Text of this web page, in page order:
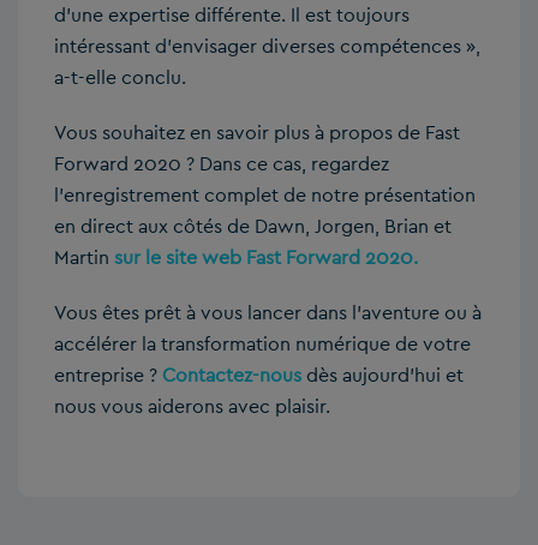
d’une expertise différente. Il est toujours
intéressant d’envisager diverses compétences »,
a-t-elle conclu.
Vous souhaitez en savoir plus à propos de Fast
Forward 2020 ? Dans ce cas, regardez
l’enregistrement complet de notre présentation
en direct aux côtés de Dawn, Jorgen, Brian et
Martin sur le site web Fast Forward 2020.
Vous êtes prêt à vous lancer dans l’aventure ou à
accélérer la transformation numérique de votre
entreprise ?Contactez-nous dès aujourd’hui et
nous vous aiderons avec plaisir.